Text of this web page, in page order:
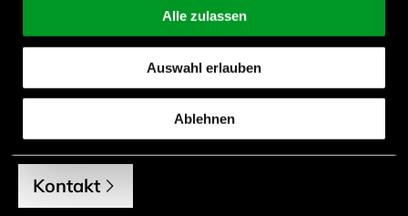
Alle zulassen
Auswahl erlauben
Ablehnen
+49 (0) 7452 6007 6623
Für alle weiteren Anfragen
Kontakt